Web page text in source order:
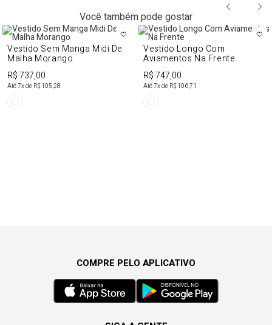
Você também pode gostar
Vestido Sem Manga Midi De
Malha Morango
R$ 737,00
Até7x de R$ 105,28
Vestido Longo Com
Aviamentos Na Frente
R$ 747,00
Até7x de R$ 106,71
COMPRE PELO APLICATIVO